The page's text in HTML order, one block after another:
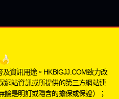
資訊用途。HKBIGJJ.COM致力改
網站資訊或所提供的第三方網站連
是明訂或隱含的擔保或保證）；